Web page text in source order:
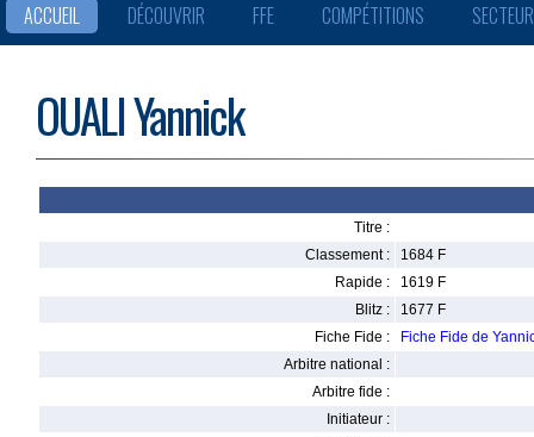
ACCUEIL DÉCOUVRIR FFE COMPÉTITIONS
OUALI Yannick
Titre :
Classement :
1684 F
Rapide :
1619 F
Blitz :
1677 F
Fiche Fide :
Fiche Fide de
Arbitre national :
Arbitre fide :
Initiateur :